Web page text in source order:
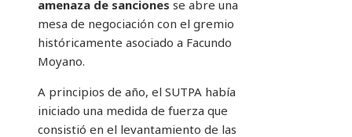
amenaza de sanciones se abre una
mesa de negociación con el gremio
históricamente asociado a Facundo
Moyano.
A principios de año, el SUTPA había
iniciado una medida de fuerza que
consistió en el levantamiento de las